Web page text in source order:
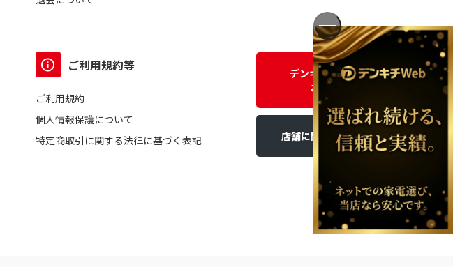
ご利用規約等
ご利用規約
個人情報保護について
特定商取引に関する法律に基づく表記
デンキチWEBに関する
お問い合わせ
店舗に関するお問い合わせ